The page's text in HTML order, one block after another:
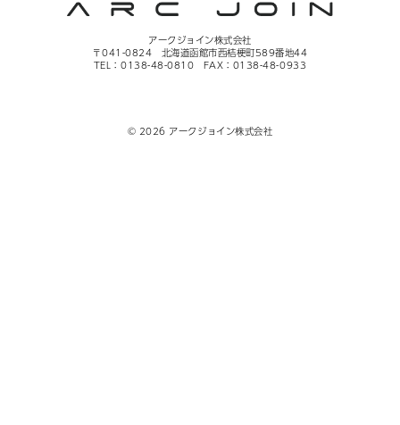
アークジョイン株式会社
〒041-0824 北海道函館市西桔梗町589番地44
TEL：0138-48-0810 FAX：0138-48-0933
© 2026 アークジョイン株式会社